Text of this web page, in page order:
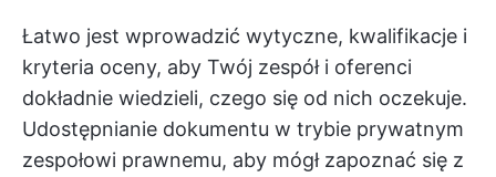
Łatwo jest wprowadzić wytyczne, kwalifikacje i
kryteria oceny, aby Twój zespół i oferenci
dokładnie wiedzieli, czego się od nich oczekuje.
Udostępnianie dokumentu w trybie prywatnym
zespołowi prawnemu, aby mógł zapoznać się z